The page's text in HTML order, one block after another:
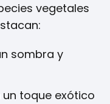
vegetales
sombra y
toque exótico